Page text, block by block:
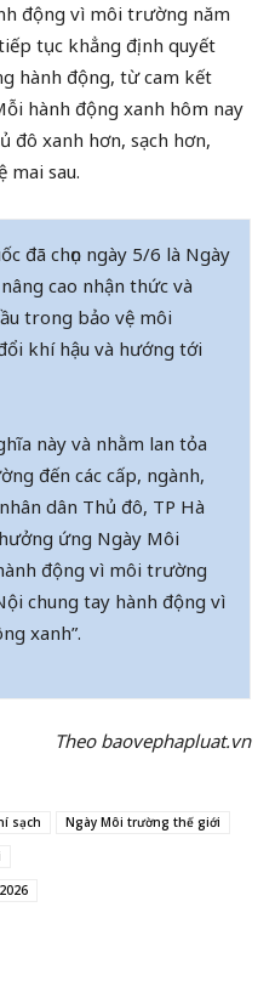
động vì môi trường năm
tục khẳng định quyết
hành động, từ cam kết
hành động xanh hôm nay
đô xanh hơn, sạch hơn,
mai sau.
đã chọn ngày 5/6 là Ngày
cao nhận thức và
trong bảo vệ môi
khí hậu và hướng tới
này và nhằm lan tỏa
đến các cấp, ngành,
dân Thủ đô, TP Hà
ứng Ngày Môi
động vì môi trường
chung tay hành động vì
xanh”.
Theo baovephapluat.vn
sạch
Ngày Môi trường thế giới